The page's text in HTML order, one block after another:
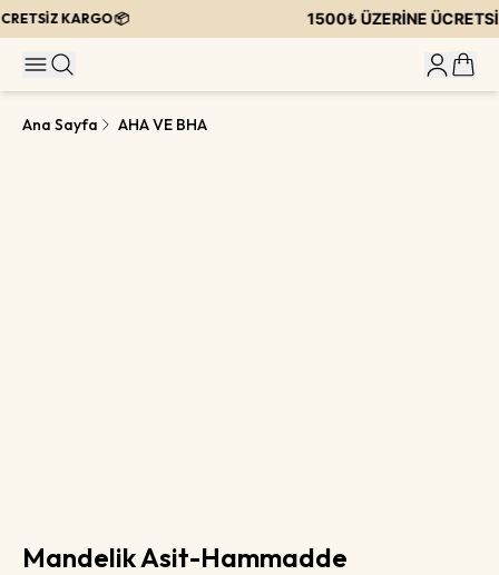
KARGO 📦 1500₺ ÜZERİNE
Ana Sayfa AHA VE BHA
Mandelik Asit-Hammadde